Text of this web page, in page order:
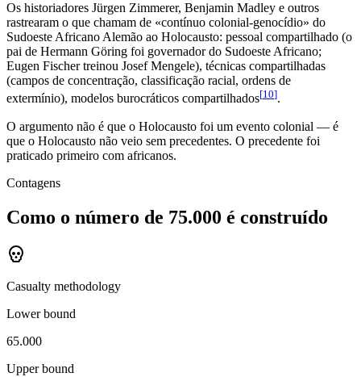
Os historiadores Jürgen Zimmerer, Benjamin Madley e outros
rastrearam o que chamam de «contínuo colonial-genocídio» do
Sudoeste Africano Alemão ao Holocausto: pessoal compartilhado (o
pai de Hermann Göring foi governador do Sudoeste Africano;
Eugen Fischer treinou Josef Mengele), técnicas compartilhadas
(campos de concentração, classificação racial, ordens de
extermínio), modelos burocráticos compartilhados[10].
O argumento não é que o Holocausto foi um evento colonial — é
que o Holocausto não veio sem precedentes. O precedente foi
praticado primeiro com africanos.
Contagens
Como o número de 75.000 é construído
Casualty methodology
Lower bound
65.000
Upper bound